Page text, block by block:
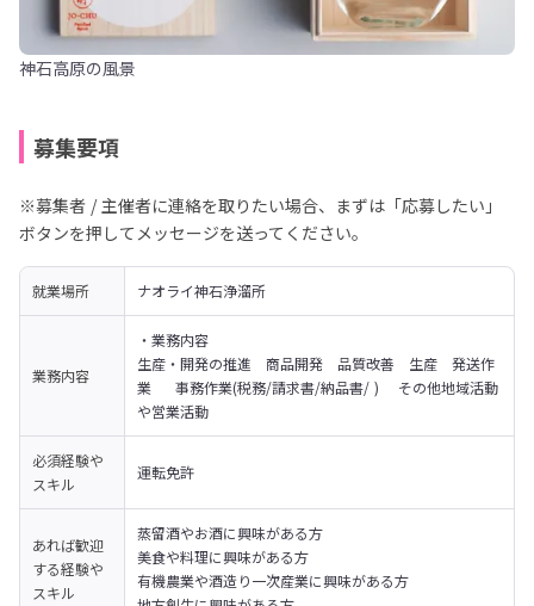
神石高原の風景
募集要項
※募集者 / 主催者に連絡を取りたい場合、まずは「応募したい」
ボタンを押してメッセージを送ってください。
就業場所 ナオライ神石浄溜所
業務内容
・業務内容
生産・開発の推進　商品開発　品質改善　生産　発送作
業  　事務作業(税務/請求書/納品書/ ) 　その他地域活動
や営業活動
必須経験や
スキル
運転免許
あれば歓迎
する経験や
スキル
蒸留酒やお酒に興味がある方
美食や料理に興味がある方
有機農業や酒造り一次産業に興味がある方